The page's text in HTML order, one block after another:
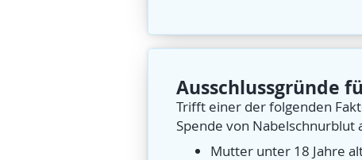
Ausschlussgründe
Trifft einer der folgenden
Spende von Nabelschnurblut
Mutter unter 18 Jahre